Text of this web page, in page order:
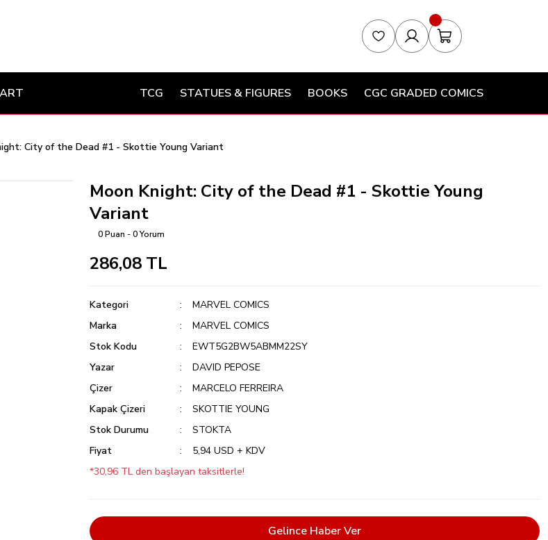
TCG STATUES & FIGURES BOOKS CGC GRADED COMICS
City of the Dead #1 - Skottie Young Variant
Moon Knight: City of the Dead #1 - Skottie Young
Variant
0 Puan - 0 Yorum
286,08 TL
Kategori
MARVEL COMICS
Marka
MARVEL COMICS
Stok Kodu
EWT5G2BW5ABMM22SY
Yazar
DAVID PEPOSE
Çizer
MARCELO FERREIRA
Kapak Çizeri
SKOTTIE YOUNG
Stok Durumu
STOKTA
Fiyat
5,94 USD + KDV
*30,96 TL den başlayan taksitlerle!
Gelince Haber Ver